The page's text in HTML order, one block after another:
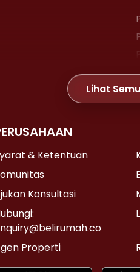
Lihat
& Ketentuan
Konsultasi
Properti